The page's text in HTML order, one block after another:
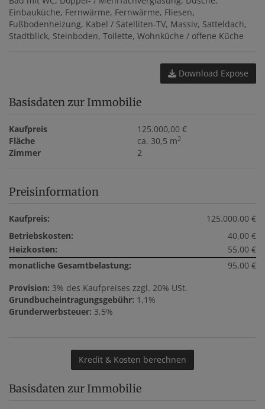
Einbauküche Fernwärme Fernwärme Fliesen
Fußbodenheizung Kabel / Satelliten-TV Massiv Satteldach
Stadtblick Steinboden Toilette Wohnküche / offene Küche
Download Expose
Basisdaten zur Immobilie
Kaufpreis
125.000,00 €
Fläche
ca. 30,5 m2
Zimmer 2
Preisinformation
Kaufpreis:
125.000,00 €
Betriebskosten:
40,00 €
Heizkosten:
55,00 €
monatliche Gesamtbelastung:
95,00 €
Provision: 3% des Kaufpreises zzgl. 20% USt.
Grundbucheintragungsgebühr: 1,1%
Grunderwerbsteuer: 3,5%
Kredit & Kosten berechnen
Basisdaten zur Immobilie